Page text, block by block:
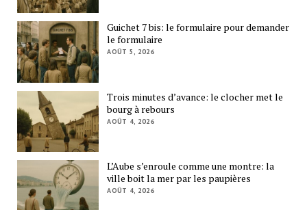
Guichet 7 bis: le formulaire pour demander
le formulaire
AOÛT 5, 2026
Trois minutes d’avance: le clocher met le
bourg à rebours
AOÛT 4, 2026
L’Aube s’enroule comme une montre: la
ville boit la mer par les paupières
AOÛT 4, 2026